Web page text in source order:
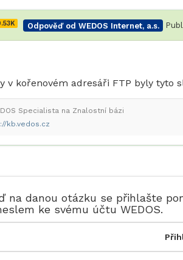
Odpověď od WEDOS Internet, a.s.
v kořenovém adresáři FTP byly tyto
kb.vedos.cz
Specialista na Znalostní bázi
na danou otázku se přihlašte
ke svému účtu WEDOS.